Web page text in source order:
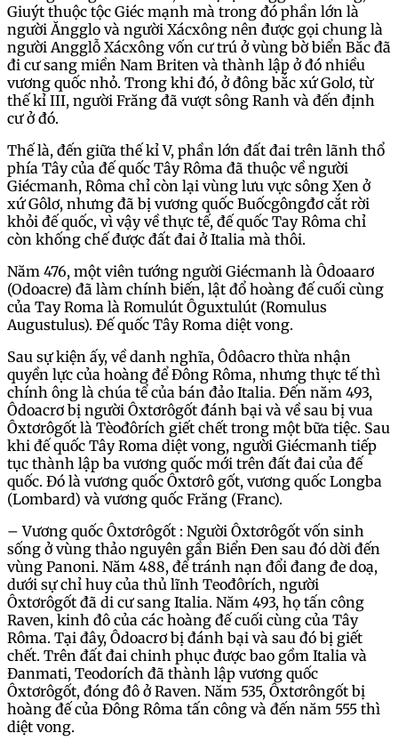
Giuýt thuộc tộc Giéc mạnh mà trong đó phần lớn là
người Ăngglo và người Xácxông nên được gọi chung là
người Angglỗ Xácxông vốn cư trú ở vùng bờ biển Bắc đã
đi cư sang miền Nam Briten và thành lập ở đó nhiều
vương quốc nhỏ. Trong khi đó, ở đông bắc xứ Golơ, từ
thế kỉ III, người Frăng đã vượt sông Ranh và đến định
cư ở đó.
Thế là, đến giữa thế kỉ V, phần lớn đất đai trên lãnh thổ
phía Tây của đế quốc Tây Rôma đã thuộc về người
Giécmanh, Rôma chỉ còn lại vùng lưu vực sông Xen ở
xứ Gôlơ, nhưng đã bị vương quốc Buốcgôngđơ cắt rời
khỏi đế quốc, vì vậy về thực tế, đế quốc Tay Rôma chỉ
còn khống chế được đất đai ở Italia mà thôi.
Năm 476, một viên tướng người Giécmanh là Ôdoaarơ
(Odoacre) đã làm chính biến, lật đổ hoàng đế cuối cùng
của Tay Roma là Romulút Ôguxtulút (Romulus
Augustulus). Đế quốc Tây Roma diệt vong.
Sau sự kiện ấy, về danh nghĩa, Ôdôacro thừa nhận
quyền lực của hoàng để Đông Rôma, nhưng thực tế thì
chính ông là chúa tể của bán đảo Italia. Đến năm 493,
Ôdoacrơ bị người Ôxtơrôgốt đánh bại và về sau bị vua
Ôxtơrôgốt là Tèođôrích giết chết trong một bữa tiệc. Sau
khi đế quốc Tây Roma diệt vong, người Giécmanh tiếp
tục thành lập ba vương quốc mới trên đất đai của đế
quốc. Đó là vương quốc Ôxtơrô gốt, vương quốc Longba
(Lombard) và vương quốc Frăng (Franc).
– Vương quốc Ôxtơrôgốt : Người Ôxtơrôgốt vốn sinh
sống ở vùng thảo nguyên gần Biển Đen sau đó dời đến
vùng Panoni. Năm 488, để tránh nạn đổi đang đe doạ,
dưới sự chỉ huy của thủ lĩnh Teođôrích, người
Ôxtơrôgốt đã di cư sang Italia. Năm 493, họ tấn công
Raven, kinh đô của các hoàng đế cuối cùng của Tây
Rôma. Tại đây, Ôdoacrơ bị đánh bại và sau đó bị giết
chết. Trên đất đai chinh phục được bao gồm Italia và
Đanmati, Teodorích đã thành lập vương quốc
Ôxtơrôgốt, đóng đô ở Raven. Năm 535, Ôxtơrôngốt bị
hoàng đế của Đông Rôma tấn công và đến năm 555 thì
diệt vong.